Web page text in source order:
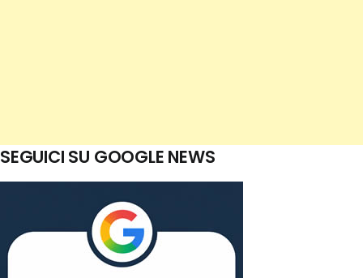
SEGUICI SU GOOGLE NEWS